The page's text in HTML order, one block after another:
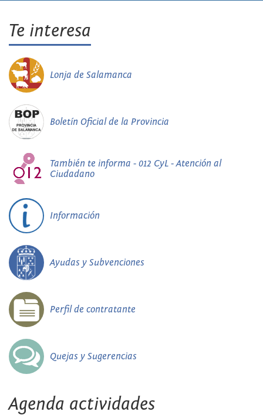
Te interesa
Lonja de Salamanca
Boletín Oficial de la Provincia
También te informa - 012 CyL - Atención al
Ciudadano
Información
Ayudas y Subvenciones
Perfil de contratante
Quejas y Sugerencias
Agenda actividades